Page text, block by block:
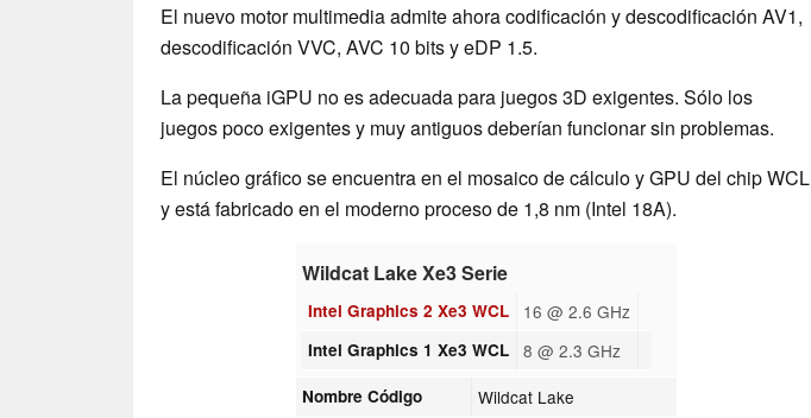
El nuevo motor multimedia admite ahora codificación y descodificación AV1,
descodificación VVC, AVC 10 bits y eDP 1.5.
La pequeña iGPU no es adecuada para juegos 3D exigentes. Sólo los
juegos poco exigentes y muy antiguos deberían funcionar sin problemas.
El núcleo gráfico se encuentra en el mosaico de cálculo y GPU del chip WCL
y está fabricado en el moderno proceso de 1,8 nm (Intel 18A).
Wildcat Lake Xe3 Serie
Intel Graphics 2 Xe3 WCL 16 @ 2.6 GHz
Intel Graphics 1 Xe3 WCL 8 @ 2.3 GHz
Nombre Código Wildcat Lake